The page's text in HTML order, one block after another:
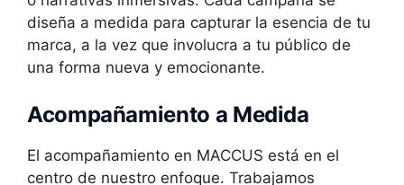
diseña a medida para capturar la esencia de tu
marca, a la vez que involucra a tu público de
una forma nueva y emocionante.
Acompañamiento a Medida
El acompañamiento en MACCUS está en el
centro de nuestro enfoque. Trabajamos